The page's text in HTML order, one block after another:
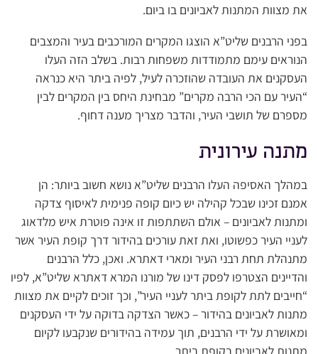
את מצוות המתנות לאביונים בו ביום.
בפני הרבנים שליט”א הוצגו המקרים המורכבים בעיר והמצבים
הנוראים עימם מתמודדות משפחות רבות. בשלב הזה העלו
העסקנים את העובדה שהוזכרה לעיל, לפיה ביתר היא כנראה
“העיר עם הכי הרבה מקרים” מבחינת היחס בין המקרים לבין
מספרם של תושבי העיר, והדבר מצריך מענה דחוף.
מתנה עירונית
במהלך האסיפה העלו הרבנים שליט”א נושא חשוב ביותר: הן
אמנם זכינו שבכל קהילה יש כיום קופה פנימית לאיסוף צדקה
ומתנות לאביונים – אולם השתתפות זו אינה פוטרת איש מלדאוג
לעניי העיר כפשוטו, ואת זאת עורכים בהידור דרך קופת העיר אשר
מתנהלת תחת רבני העיר ומארי דאתרא. ואכן, כלל הרבנים
והדיינים הצטרפו לפסק דינו של מורנו המרא דאתרא שליט”א, לפיו
“חייבים לתת לקופת ביתר לעניי העיר”, וכך זוכים לקיים את מצוות
מתנות לאביונים בהידור – כאשר הצדקה בדוקה על ידי העסקנים
ומאושרת על ידי הרבנים, תוך עמידה בהידורים שנקבעו לקיום
מתנות לאביונים בקופת ביתר.